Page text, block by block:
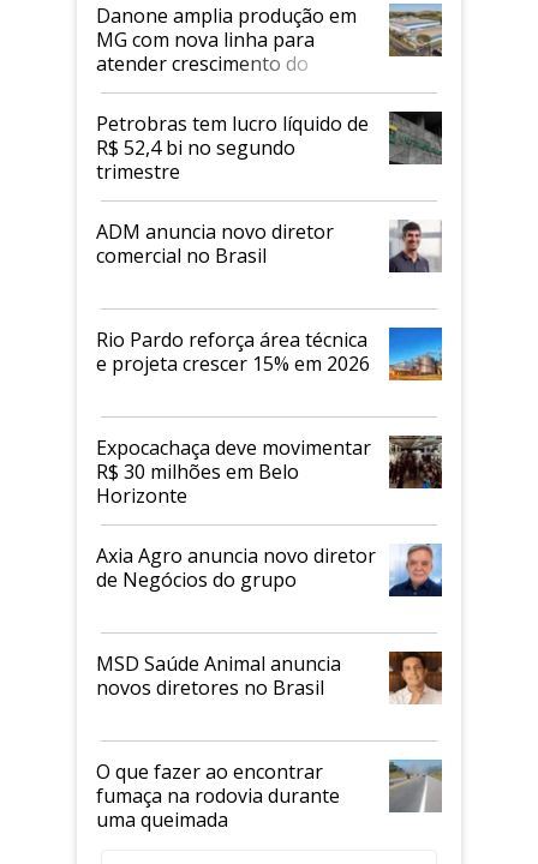
Danone amplia produção em
MG com nova linha para
atender crescimento do
mercado de alimentos
proteicos
Petrobras tem lucro líquido de
R$ 52,4 bi no segundo
trimestre
ADM anuncia novo diretor
comercial no Brasil
Rio Pardo reforça área técnica
e projeta crescer 15% em 2026
Expocachaça deve movimentar
R$ 30 milhões em Belo
Horizonte
Axia Agro anuncia novo diretor
de Negócios do grupo
MSD Saúde Animal anuncia
novos diretores no Brasil
O que fazer ao encontrar
fumaça na rodovia durante
uma queimada